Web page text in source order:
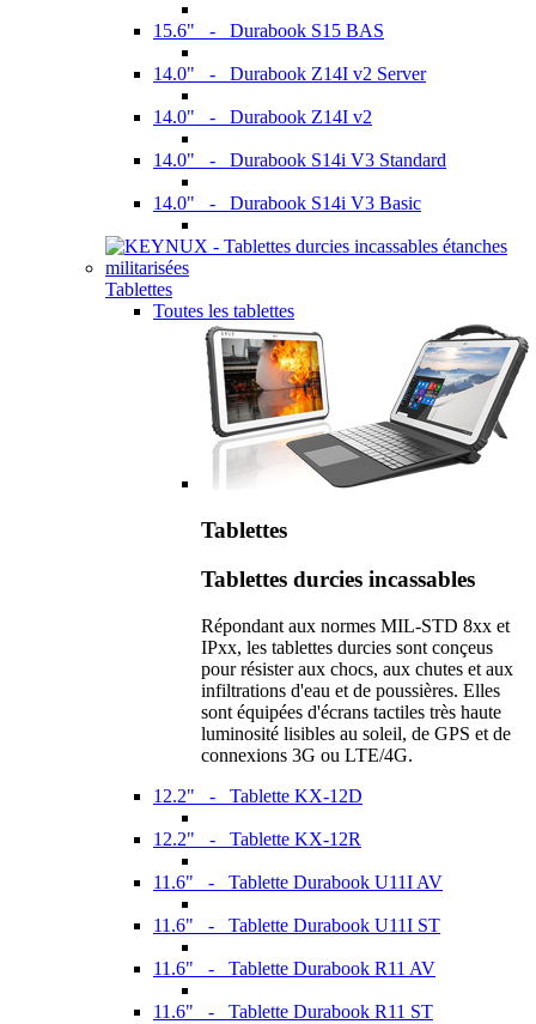
15.6" - Durabook S15 BAS
14.0" - Durabook Z14I v2 Server
14.0" - Durabook Z14I v2
14.0" - Durabook S14i V3 Standard
14.0" - Durabook S14i V3 Basic
Tablettes
Toutes les tablettes
Tablettes
Tablettes durcies incassables
Répondant aux normes MIL-STD 8xx et
IPxx, les tablettes durcies sont conçeus
pour résister aux chocs, aux chutes et aux
infiltrations d'eau et de poussières. Elles
sont équipées d'écrans tactiles très haute
luminosité lisibles au soleil, de GPS et de
connexions 3G ou LTE/4G.
12.2" - Tablette KX-12D
12.2" - Tablette KX-12R
11.6" - Tablette Durabook U11I AV
11.6" - Tablette Durabook U11I ST
11.6" - Tablette Durabook R11 AV
11.6" - Tablette Durabook R11 ST